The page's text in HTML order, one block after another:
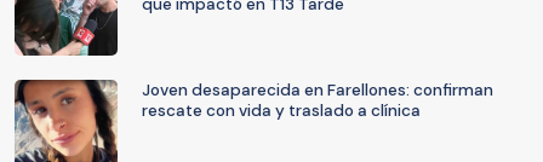
que impactó en T13 Tarde
Joven desaparecida en Farellones: confirman
rescate con vida y traslado a clínica